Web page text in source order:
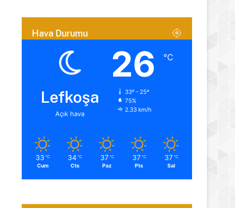
Hava Durumu
Lefkoşa
Açık hava
26 ℃
33º - 25º
75%
2.33 km/h
33 ℃
Cum
34 ℃
Cts
37 ℃
Paz
37 ℃
Pts
37 ℃
Sal